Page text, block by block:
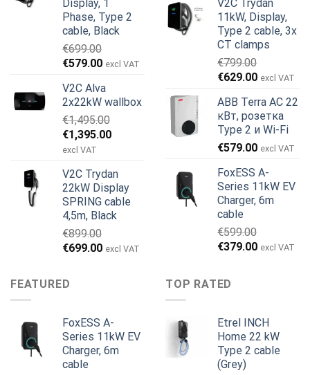
Display, 1
Phase, Type 2
cable, Black
€699.00
Первоначальная
составляла
€699.00.
€579.00Текущая
€579.00.
excl VAT
V2C Alva
2x22kW wallbox
€1,495.00
Первоначальная
цена
€1,495.00.
€1,395.00Текущая
excl VAT
V2C Trydan
22kW Display
SPRING cable
4,5m, Black
€899.00
Первоначальная
составляла
€899.00.
€699.00Текущая
excl VAT
составляла
€999.00.
€979.00.
V2C Trydan
11kW, Display,
Type 2 cable, 3x
CT clamps
€799.00
Первоначальная
составляла
€799.00.
€629.00Текущая
€629.00.
excl VAT
ABB Terra AC 22
кВт, розетка
Type 2 и Wi-Fi
€579.00 excl VAT
FoxESS A-
Series 11kW EV
Charger, 6m
cable
€599.00
Первоначальная
€599.00.
€379.00Текущая
excl VAT
FEATURED
FoxESS A-
Series 11kW EV
Charger, 6m
cable
TOP RATED
Etrel INCH
Home 22 kW
Type 2 cable
(Grey)